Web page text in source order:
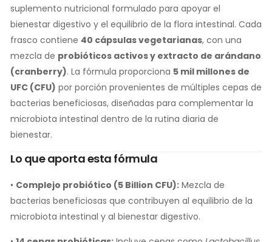
suplemento nutricional formulado para apoyar el
bienestar digestivo y el equilibrio de la flora intestinal. Cada
frasco contiene 40 cápsulas vegetarianas, con una
mezcla de probióticos activos y extracto de arándano
(cranberry). La fórmula proporciona 5 mil millones de
UFC (CFU) por porción provenientes de múltiples cepas de
bacterias beneficiosas, diseñadas para complementar la
microbiota intestinal dentro de la rutina diaria de
bienestar.
Lo que aporta esta fórmula
• Complejo probiótico (5 Billion CFU): Mezcla de
bacterias beneficiosas que contribuyen al equilibrio de la
microbiota intestinal y al bienestar digestivo.